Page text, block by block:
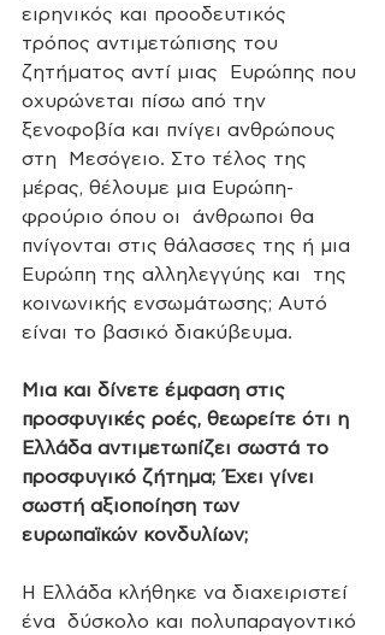
ειρηνικός και προοδευτικός
τρόπος αντιμετώπισης του
ζητήματος αντί μιας  Ευρώπης που
οχυρώνεται πίσω από την
ξενοφοβία και πνίγει ανθρώπους
στη  Μεσόγειο. Στο τέλος της
μέρας, θέλουμε μια Ευρώπη-
φρούριο όπου οι  άνθρωποι θα
πνίγονται στις θάλασσες της ή μια
Ευρώπη της αλληλεγγύης και  της
κοινωνικής ενσωμάτωσης; Αυτό
είναι το βασικό διακύβευμα.
Μια και δίνετε έμφαση στις
προσφυγικές ροές, θεωρείτε ότι η
Ελλάδα αντιμετωπίζει σωστά το
προσφυγικό ζήτημα; Έχει γίνει
σωστή αξιοποίηση των
ευρωπαϊκών κονδυλίων;
Η Ελλάδα κλήθηκε να διαχειριστεί
ένα  δύσκολο και πολυπαραγοντικό